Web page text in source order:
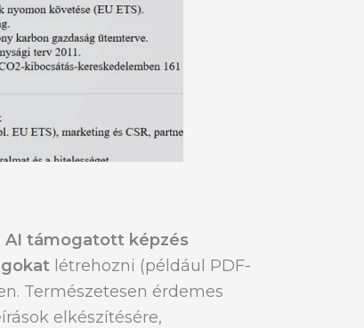
AI támogatott képzés
létrehozni (például PDF-
Természetesen érdemes
elkészítésére,